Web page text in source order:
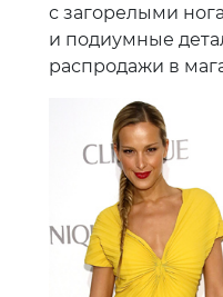
с загорелыми
и подиумные
распродажи в